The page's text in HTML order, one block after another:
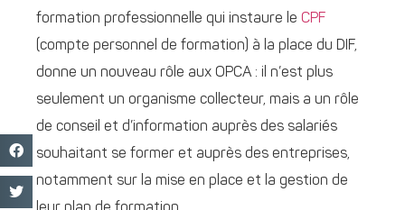
formation professionnelle qui instaure le CPF
(compte personnel de formation) à la place du DIF,
donne un nouveau rôle aux OPCA : il n’est plus
seulement un organisme collecteur, mais a un rôle
de conseil et d’information auprès des salariés
souhaitant se former et auprès des entreprises,
notamment sur la mise en place et la gestion de